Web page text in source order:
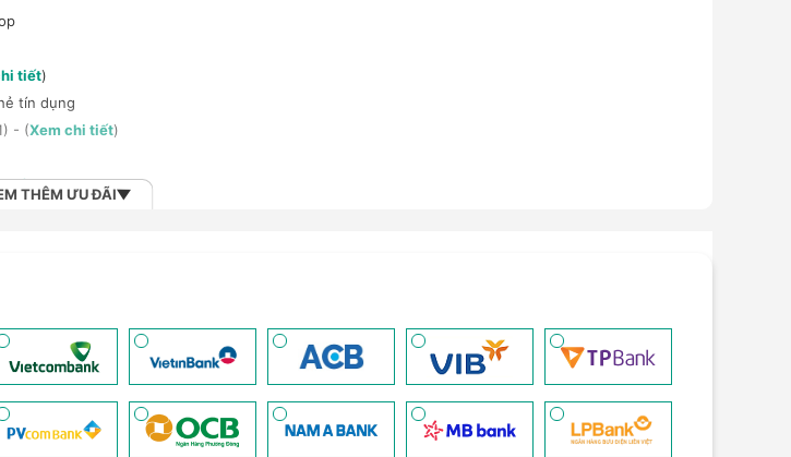
tiết)
tín dụng
- (Xem chi tiết)
tiết)
Xem chi tiết)
THÊM ƯU ĐÃI